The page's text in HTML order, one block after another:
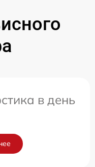
в день